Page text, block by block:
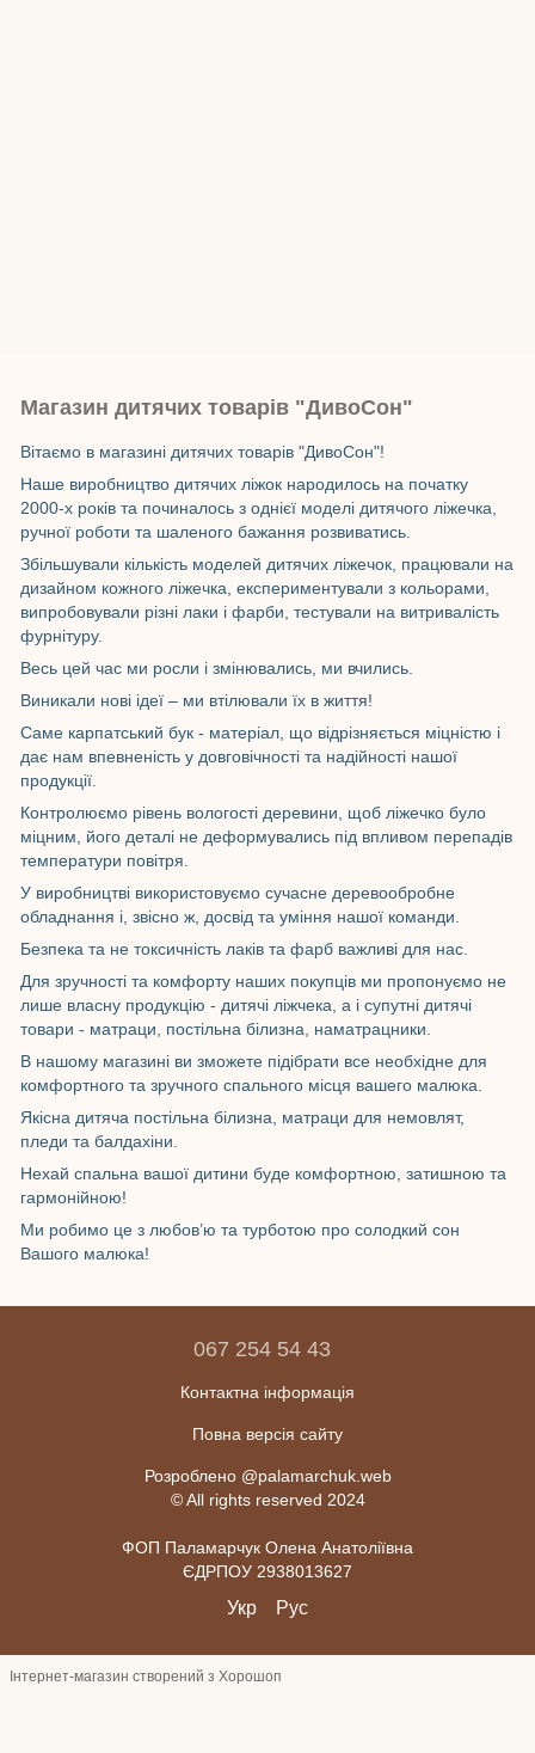
Магазин дитячих товарів "ДивоСон"
Вітаємо в магазині дитячих товарів "ДивоСон"!
Наше виробництво дитячих ліжок народилось на початку
2000-х років та починалось з однієї моделі дитячого ліжечка,
ручної роботи та шаленого бажання розвиватись.
Збільшували кількість моделей дитячих ліжечок, працювали на
дизайном кожного ліжечка, експериментували з кольорами,
випробовували різні лаки і фарби, тестували на витривалість
фурнітуру.
Весь цей час ми росли і змінювались, ми вчились.
Виникали нові ідеї – ми втілювали їх в життя!
Саме карпатський бук - матеріал, що відрізняється міцністю і
дає нам впевненість у довговічності та надійності нашої
продукції.
Контролюємо рівень вологості деревини, щоб ліжечко було
міцним, його деталі не деформувались під впливом перепадів
температури повітря.
У виробництві використовуємо сучасне деревообробне
обладнання і, звісно ж, досвід та уміння нашої команди.
Безпека та не токсичність лаків та фарб важливі для нас.
Для зручності та комфорту наших покупців ми пропонуємо не
лише власну продукцію - дитячі ліжчека, а і супутні дитячі
товари - матраци, постільна білизна, наматрацники.
В нашому магазині ви зможете підібрати все необхідне для
комфортного та зручного спального місця вашего малюка.
Якісна дитяча постільна білизна, матраци для немовлят,
пледи та балдахіни.
Нехай спальна вашої дитини буде комфортною, затишною та
гармонійною!
Ми робимо це з любов’ю та турботою про солодкий сон
Вашого малюка!
067 254 54 43
Контактна інформація
Повна версія сайту
Розроблено @palamarchuk.web
© All rights reserved 2024
ФОП Паламарчук Олена Анатоліївна
ЄДРПОУ 2938013627
Укр Рус
Інтернет-магазин створений з Хорошоп